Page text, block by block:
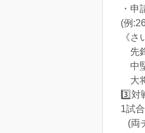
・
(例
《
先
中
大
3️⃣
1試
(両